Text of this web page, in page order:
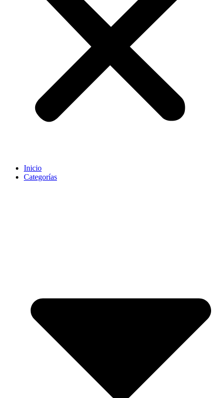
Inicio
Categorías